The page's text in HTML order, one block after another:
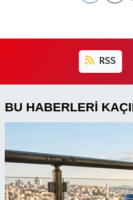
RSS